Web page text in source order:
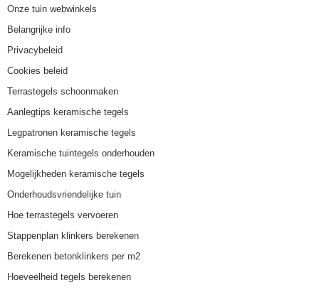
Onze tuin webwinkels
Belangrijke info
Privacybeleid
Cookies beleid
Terrastegels schoonmaken
Aanlegtips keramische tegels
Legpatronen keramische tegels
Keramische tuintegels onderhouden
Mogelijkheden keramische tegels
Onderhoudsvriendelijke tuin
Hoe terrastegels vervoeren
Stappenplan klinkers berekenen
Berekenen betonklinkers per m2
Hoeveelheid tegels berekenen